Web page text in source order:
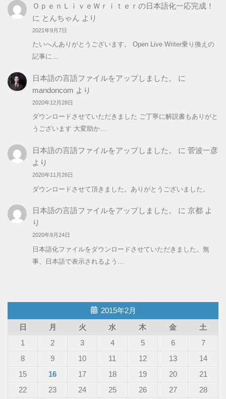
ＯｐｅｎＬｉｖｅＷｒｉｔｅｒの日本語化一応完成！
に とんちゃん より
2021年9月7日
たいへんありがとうございます。 Open Live Writer乗り換えの
記事に…
日本語の言語ファイルをアップしました。
に
mandoncom より
2020年12月28日
ダウンロードさせていただきました ご丁寧に解説書もありがと
うございます 大変助か…
日本語の言語ファイルをアップしました。 に 菅波一彦
より
2020年11月26日
ダウンロードさせて頂きました。ありがとうございました。
日本語の言語ファイルをアップしました。 に 京都よ
り
2020年9月24日
日本語化ファイルをダウンロードさせていただきました。無
事、日本語で表示されるよう…
2015年2月
日
月 火 水 木 金
土
1
2 3 4 5 6
7
8
9 10 11 12 13
14
15
16 17 18 19 20
21
22
23 24 25 26 27
28